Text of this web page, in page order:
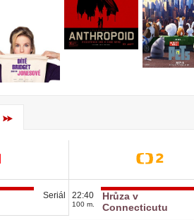
Seriál 22:40
100 m.
Hrůza v
Connecticutu